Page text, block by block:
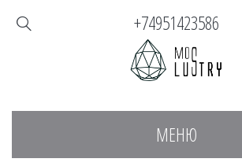
МЕНЮ
+74951423586